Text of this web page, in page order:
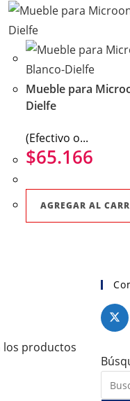
Mueble para
Dielfe
(Efectivo o...
$65.166
AGREGAR AL
los productos